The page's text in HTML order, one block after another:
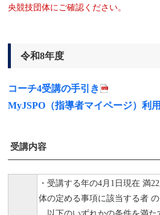
央競技団体にご確認ください。
令和8年度
コーチ4受講の手引き
MyJSPO（指導者マイページ）利
受講内容
・受講する年の4月1日現在 満
体の定める事項に該当する者 の